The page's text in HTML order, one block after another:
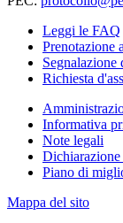
Leggi le FAQ
Prenotazione
Segnalazione
Richiesta
Informativa
Note legali
Dichiarazione
Piano di
Mappa del sito